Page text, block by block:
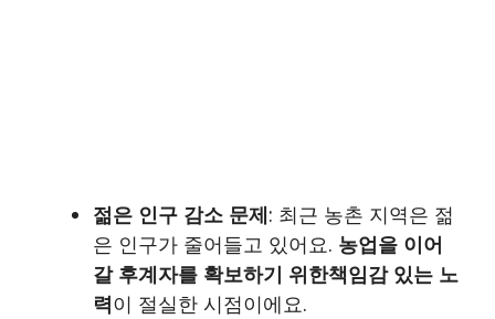
젊은 인구 감소 문제: 최근 농촌 지역은 젊
은 인구가 줄어들고 있어요. 농업을 이어
갈 후계자를 확보하기 위한책임감 있는 노
력이 절실한 시점이에요.